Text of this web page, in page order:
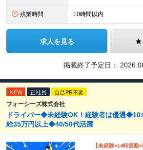
残業時間 10時間以内
求人を見る
掲載終了予定日：
NEW 正社員 自己PR不要
フォーシーズ株式会社
ドライバー◆未経験OK！経験者は優遇◆10
給35万円以上◆40/50代活躍
【未経験×14時退勤